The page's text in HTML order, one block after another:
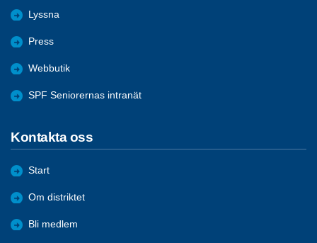
Lyssna
Press
Webbutik
SPF Seniorernas intranät
Kontakta oss
Start
Om distriktet
Bli medlem